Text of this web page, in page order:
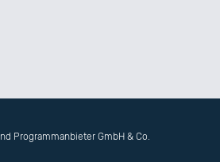
Programmanbieter GmbH & Co.